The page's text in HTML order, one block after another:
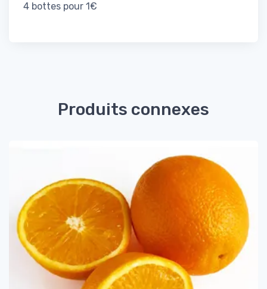
4 bottes pour 1€
Produits connexes